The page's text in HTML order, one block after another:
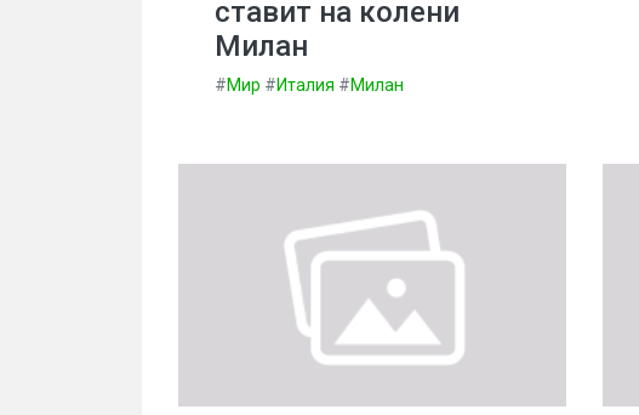
ставит на колени
Милан
#Мир #Италия #Милан